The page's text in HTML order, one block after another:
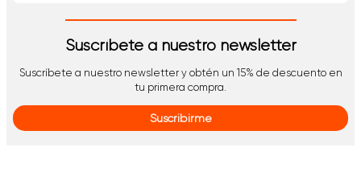
Suscríbete a nuestro newsletter
Suscríbete a nuestro newsletter y obtén un 15% de descuento en
tu primera compra.
Suscribirme